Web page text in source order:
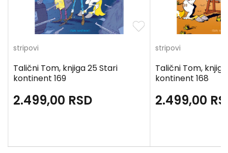
stripovi
Talični Tom, knjiga 25 Stari
kontinent 169
2.499,00 RSD
stripovi
Talični Tom,
kontinent 168
2.499,00